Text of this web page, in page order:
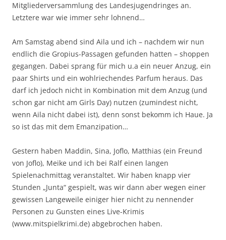
Mitgliederversammlung des Landesjugendringes an.
Letztere war wie immer sehr lohnend…
Am Samstag abend sind Aila und ich – nachdem wir nun
endlich die Gropius-Passagen gefunden hatten – shoppen
gegangen. Dabei sprang für mich u.a ein neuer Anzug, ein
paar Shirts und ein wohlriechendes Parfum heraus. Das
darf ich jedoch nicht in Kombination mit dem Anzug (und
schon gar nicht am Girls Day) nutzen (zumindest nicht,
wenn Aila nicht dabei ist), denn sonst bekomm ich Haue. Ja
so ist das mit dem Emanzipation…
Gestern haben Maddin, Sina, Joflo, Matthias (ein Freund
von Joflo), Meike und ich bei Ralf einen langen
Spielenachmittag veranstaltet. Wir haben knapp vier
Stunden „Junta“ gespielt, was wir dann aber wegen einer
gewissen Langeweile einiger hier nicht zu nennender
Personen zu Gunsten eines Live-Krimis
(www.mitspielkrimi.de) abgebrochen haben.